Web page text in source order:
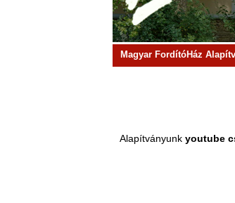
Magyar FordítóHáz
Alapítványunkyoutube